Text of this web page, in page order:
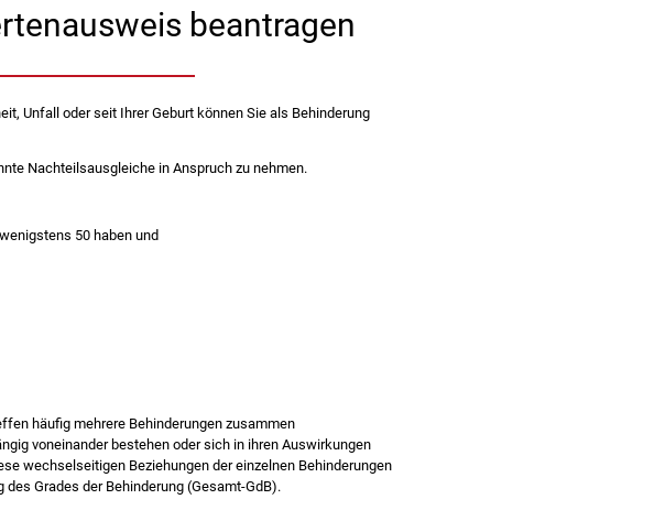
beantragen
Unfall oder seit Ihrer Geburt können Sie als Behinderung
Nachteilsausgleiche in Anspruch zu nehmen.
50 haben und
häufig mehrere Behinderungen zusammen
voneinander bestehen oder sich in ihren Auswirkungen
wechselseitigen Beziehungen der einzelnen Behinderungen
Grades der Behinderung (Gesamt-GdB).